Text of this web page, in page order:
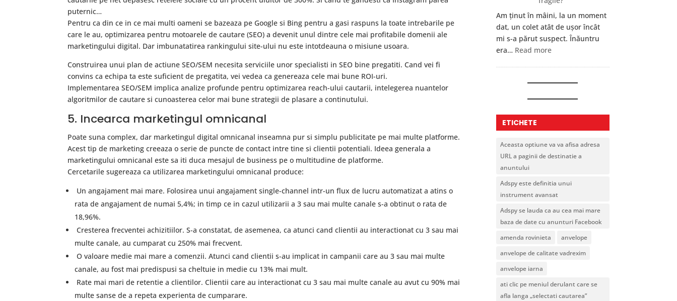
puternic…
Pentru ca din ce in ce mai multi oameni se bazeaza pe Google si Bing pentru a gasi raspuns la toate intrebarile pe
care le au, optimizarea pentru motoarele de cautare (SEO) a devenit unul dintre cele mai profitabile domenii ale
marketingului digital. Dar imbunatatirea rankingului site-ului nu este intotdeauna o misiune usoara.
Construirea unui plan de actiune SEO/SEM necesita serviciile unor specialisti in SEO bine pregatiti. Cand vei fi
convins ca echipa ta este suficient de pregatita, vei vedea ca genereaza cele mai bune ROI-uri.
Implementarea SEO/SEM implica analize profunde pentru optimizarea reach-ului cautarii, intelegerea nuantelor
algoritmilor de cautare si cunoasterea celor mai bune strategii de plasare a continutului.
5. Incearca marketingul omnicanal
Poate suna complex, dar marketingul digital omnicanal inseamna pur si simplu publicitate pe mai multe platforme.
Acest tip de marketing creeaza o serie de puncte de contact intre tine si clientii potentiali. Ideea generala a
marketingului omnicanal este sa iti duca mesajul de business pe o multitudine de platforme.
Cercetarile sugereaza ca utilizarea marketingului omnicanal produce:
Un angajament mai mare. Folosirea unui angajament single-channel intr-un flux de lucru automatizat a atins o
rata de angajament de numai 5,4%; in timp ce in cazul utilizarii a 3 sau mai multe canale s-a obtinut o rata de
18,96%.
Cresterea frecventei achizitiilor. S-a constatat, de asemenea, ca atunci cand clientii au interactionat cu 3 sau mai
multe canale, au cumparat cu 250% mai frecvent.
O valoare medie mai mare a comenzii. Atunci cand clientii s-au implicat in campanii care au 3 sau mai multe
canale, au fost mai predispusi sa cheltuie in medie cu 13% mai mult.
Rate mai mari de retentie a clientilor. Clientii care au interactionat cu 3 sau mai multe canale au avut cu 90% mai
multe sanse de a repeta experienta de cumparare.
reguli
care
chiar
contează
Am ținut în mâini, la un moment
dat, un colet atât de ușor încât
mi s-a părut suspect. Înăuntru
era… Read more:
fi
produse
fragile?
ETICHETE
Aceasta optiune va va afisa adresa
URL a paginii de destinatie a
anuntului
Adspy este definitia unui
instrument avansat
Adspy se lauda ca au cea mai mare
baza de date cu anunturi Facebook
amenda rovinieta
anvelope
anvelope de calitate vadrexim
anvelope iarna
ati clic pe meniul derulant care se
afla langa „selectati cautarea”